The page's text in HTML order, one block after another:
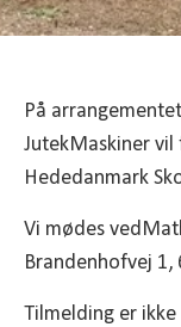
På
JutekMaskiner
Hededanmark
Vi mødes
Brandenhofvej 1,
Tilmelding er